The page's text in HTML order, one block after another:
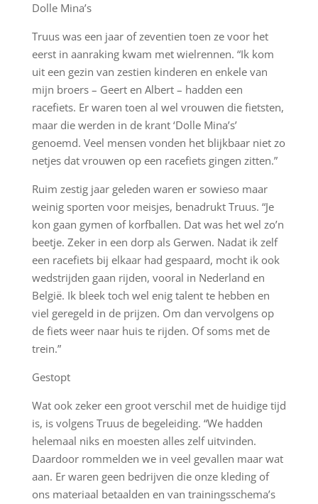
Dolle Mina’s
Truus was een jaar of zeventien toen ze voor het
eerst in aanraking kwam met wielrennen. “Ik kom
uit een gezin van zestien kinderen en enkele van
mijn broers – Geert en Albert – hadden een
racefiets. Er waren toen al wel vrouwen die fietsten,
maar die werden in de krant ‘Dolle Mina’s’
genoemd. Veel mensen vonden het blijkbaar niet zo
netjes dat vrouwen op een racefiets gingen zitten.”
Ruim zestig jaar geleden waren er sowieso maar
weinig sporten voor meisjes, benadrukt Truus. “Je
kon gaan gymen of korfballen. Dat was het wel zo’n
beetje. Zeker in een dorp als Gerwen. Nadat ik zelf
een racefiets bij elkaar had gespaard, mocht ik ook
wedstrijden gaan rijden, vooral in Nederland en
België. Ik bleek toch wel enig talent te hebben en
viel geregeld in de prijzen. Om dan vervolgens op
de fiets weer naar huis te rijden. Of soms met de
trein.”
Gestopt
Wat ook zeker een groot verschil met de huidige tijd
is, is volgens Truus de begeleiding. “We hadden
helemaal niks en moesten alles zelf uitvinden.
Daardoor rommelden we in veel gevallen maar wat
aan. Er waren geen bedrijven die onze kleding of
ons materiaal betaalden en van trainingsschema’s